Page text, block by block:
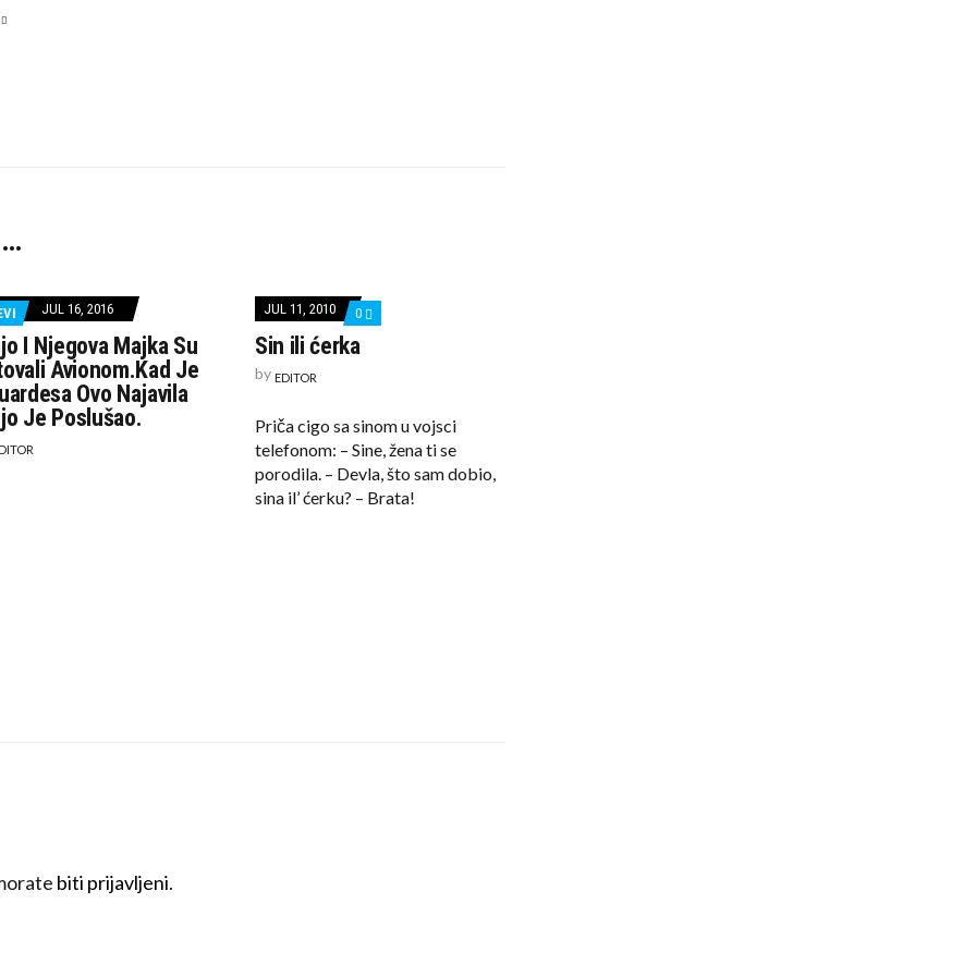
JUL 16, 2016
I Njegova Majka Su
Avionom.Kad Je
Ovo Najavila
Je Poslušao.
JUL 11, 2010 0 COMMENTS
ON
Sin ili ćerka
by EDITOR
Priča cigo sa sinom u vojsci
telefonom: – Sine, žena ti se
porodila. – Devla, što sam dobio,
sina il’ ćerku? – Brata!
biti prijavljeni.